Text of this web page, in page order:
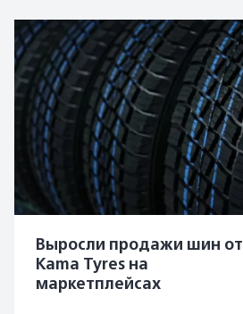
Выросли продажи шин от
Kama Tyres на
маркетплейсах